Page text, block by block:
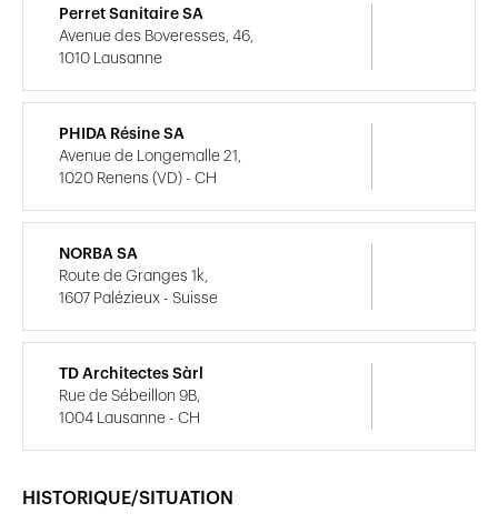
HISTORIQUE/SITUATION
Perret Sanitaire SA
Avenue des Boveresses, 46,
1010 Lausanne
PHIDA Résine SA
Avenue de Longemalle 21,
1020 Renens (VD) - CH
NORBA SA
Route de Granges 1k,
1607 Palézieux - Suisse
TD Architectes Sàrl
Rue de Sébeillon 9B,
1004 Lausanne - CH